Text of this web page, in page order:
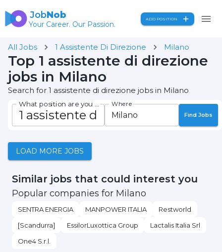
JobNob
Your Career. Our Passion.
ADD POSITION
All Jobs 1 Assistente Di Direzione Milano
Top 1 assistente di direzione
jobs in Milano
Search for 1 assistente di direzione jobs in Milano
Where
Find Jobs
LOAD MORE JOBS
Similar jobs that could interest you
Popular companies for Milano
SENTRA ENERGIA MANPOWER ITALIA
Restworld
[Scandurra]
EssilorLuxottica Group
Lactalis Italia Srl
One4 S.r.l.